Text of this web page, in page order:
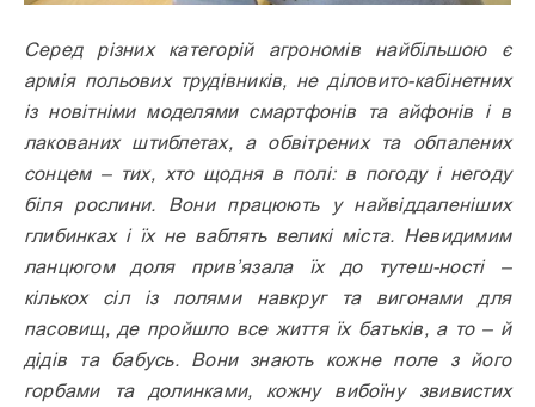
Серед різних категорій агрономів найбільшою є
армія польових трудівників, не діловито-кабінетних
із новітніми моделями смартфонів та айфонів і в
лакованих штиблетах, а обвітрених та обпалених
сонцем – тих, хто щодня в полі: в погоду і негоду
біля рослини. Вони працюють у найвіддаленіших
глибинках і їх не ваблять великі міста. Невидимим
ланцюгом доля прив’язала їх до тутеш-ності –
кількох сіл із полями навкруг та вигонами для
пасовищ, де пройшло все життя їх батьків, а то – й
дідів та бабусь. Вони знають кожне поле з його
горбами та долинками, кожну вибоїну звивистих